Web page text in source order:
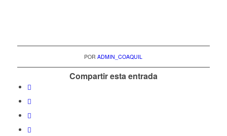
PORADMIN_COAQUIL
Compartir esta entrada